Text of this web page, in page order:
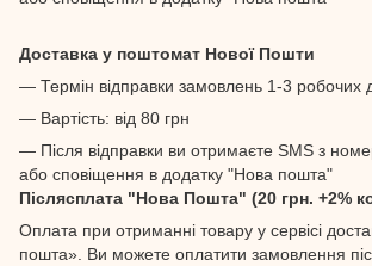
Доставка у поштомат Нової Пошти
— Термін відправки замовлень 1-3 робочих
— Вартість: від 80 грн
— Після відправки ви отримаєте SMS з
або сповіщення в додатку "Нова пошта"
Післясплата "Нова Пошта" (20 грн. +2%
Оплата при отриманні товару у сервісі
пошта». Ви можете оплатити замовлення